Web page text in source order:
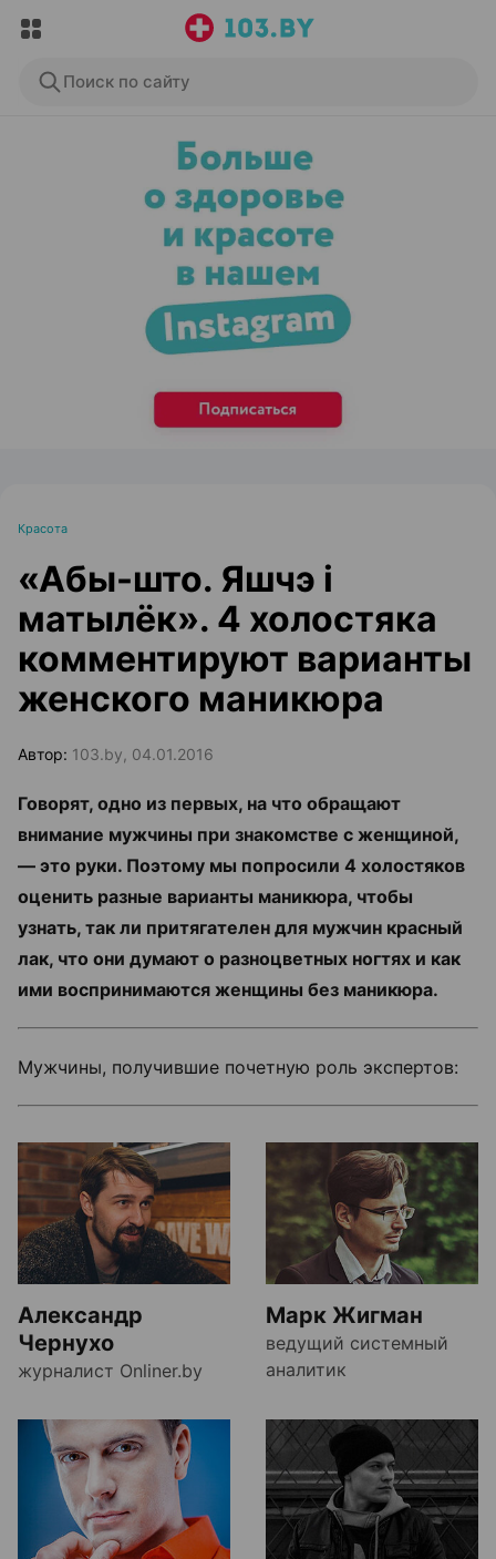
Поиск по сайту
ЭФФЕКТИВНАЯ РЕКЛАМА НА САЙТЕ
Красота
«Абы-што. Яшчэ і
матылёк». 4 холостяка
комментируют варианты
женского маникюра
Автор: 103.by, 04.01.2016
Говорят, одно из первых, на что обращают
внимание мужчины при знакомстве с женщиной,
— это руки. Поэтому мы попросили 4 холостяков
оценить разные варианты маникюра, чтобы
узнать, так ли притягателен для мужчин красный
лак, что они думают о разноцветных ногтях и как
ими воспринимаются женщины без маникюра.
Мужчины, получившие почетную роль экспертов:
Александр
Чернухо
журналист Onliner.by
Марк Жигман
ведущий системный
аналитик